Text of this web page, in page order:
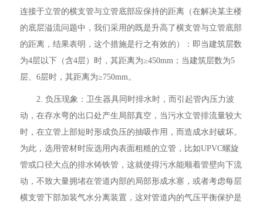
连接于立管的横支管与立管底部应保持的距离（在解决某主楼
的底层溢流问题中，我们采用的既是升高了横支管与立管底部
的距离，结果表明，这个措施是行之有效的）：即当建筑层数
为4层以下（含4层）时，其距离为≥450mm；当建筑层数为5
层、6层时，其距离为≥750mm。
2. 负压现象：卫生器具同时排水时，而引起管内压力波
动，在存水弯的出口处产生局部真空，当污水立管排流量较大
时，在立管上部短时形成负压的抽吸作用，而造成水封破坏。
为此，选用管材时应选用内表面粗糙的立管，比如UPVC螺旋
管或口径大点的排水铸铁管，这就使得污水能顺着管壁向下流
动，不致大量拥堵在管道内部的局部形成水塞，或者考虑每层
横支管下部加装气水分离装置，这对管道内的气压平衡保护是